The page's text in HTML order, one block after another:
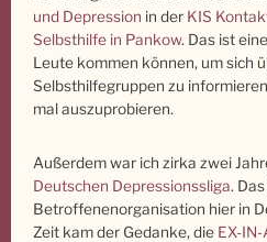
und Depression in der KIS
Selbsthilfe in Pankow. Das ist
Leute kommen können, um sich
Selbsthilfegruppen zu
mal auszuprobieren.
Außerdem war ich zirka zwei
Deutschen Depressionssliga.
Betroffenenorganisation hier in
Zeit kam der Gedanke, die EX-